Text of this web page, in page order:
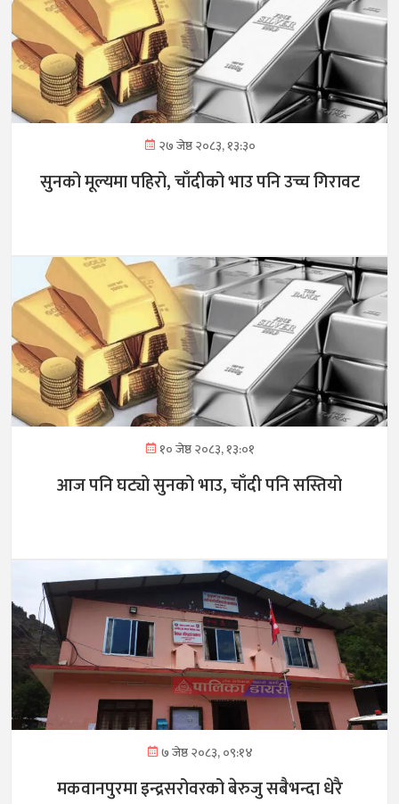
२७ जेष्ठ २०८३, १३:३०
सुनको मूल्यमा पहिरो, चाँदीको भाउ पनि उच्च गिरावट
१० जेष्ठ २०८३, १३:०१
आज पनि घट्यो सुनको भाउ, चाँदी पनि सस्तियो
७ जेष्ठ २०८३, ०९:१४
मकवानपुरमा इन्द्रसरोवरको बेरुजु सबैभन्दा धेरै